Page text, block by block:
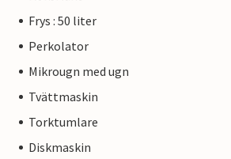
Frys : 50 liter
Perkolator
Mikrougn med ugn
Tvättmaskin
Torktumlare
Diskmaskin